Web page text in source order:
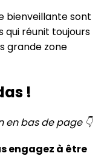
bienveillante sont
qui réunit toujours
grande zone
!
bas de page 👇
engagez à être